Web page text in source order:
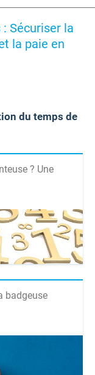
Sécuriser la
la paie en
du temps de
? Une
badgeuse